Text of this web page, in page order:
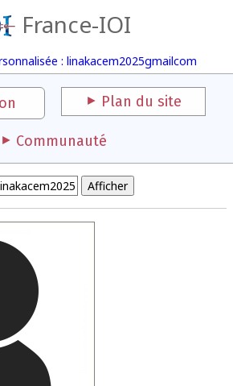
France-IOI
: linakacem2025gmailcom
Plan du site
Communauté